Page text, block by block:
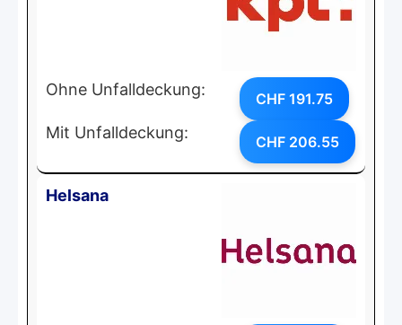
Ohne Unfalldeckung: CHF 191.75
Mit Unfalldeckung: CHF 206.55
Helsana